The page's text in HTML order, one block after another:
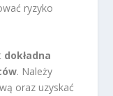
ryzyko
dokładna
. Należy
oraz uzyskać